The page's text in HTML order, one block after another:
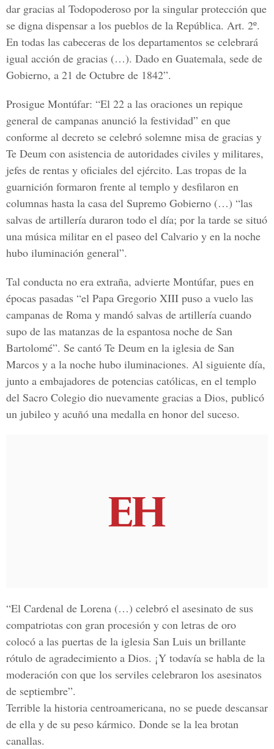
dar gracias al Todopoderoso por la singular protección que
se digna dispensar a los pueblos de la República. Art. 2º.
En todas las cabeceras de los departamentos se celebrará
igual acción de gracias (…). Dado en Guatemala, sede de
Gobierno, a 21 de Octubre de 1842”.
Prosigue Montúfar: “El 22 a las oraciones un repique
general de campanas anunció la festividad” en que
conforme al decreto se celebró solemne misa de gracias y
Te Deum con asistencia de autoridades civiles y militares,
jefes de rentas y oficiales del ejército. Las tropas de la
guarnición formaron frente al templo y desfilaron en
columnas hasta la casa del Supremo Gobierno (…) “las
salvas de artillería duraron todo el día; por la tarde se situó
una música militar en el paseo del Calvario y en la noche
hubo iluminación general”.
Tal conducta no era extraña, advierte Montúfar, pues en
épocas pasadas “el Papa Gregorio XIII puso a vuelo las
campanas de Roma y mandó salvas de artillería cuando
supo de las matanzas de la espantosa noche de San
Bartolomé”. Se cantó Te Deum en la iglesia de San
Marcos y a la noche hubo iluminaciones. Al siguiente día,
junto a embajadores de potencias católicas, en el templo
del Sacro Colegio dio nuevamente gracias a Dios, publicó
un jubileo y acuñó una medalla en honor del suceso.
“El Cardenal de Lorena (…) celebró el asesinato de sus
compatriotas con gran procesión y con letras de oro
colocó a las puertas de la iglesia San Luis un brillante
rótulo de agradecimiento a Dios. ¡Y todavía se habla de la
moderación con que los serviles celebraron los asesinatos
de septiembre”.
Terrible la historia centroamericana, no se puede descansar
de ella y de su peso kármico. Donde se la lea brotan
canallas.